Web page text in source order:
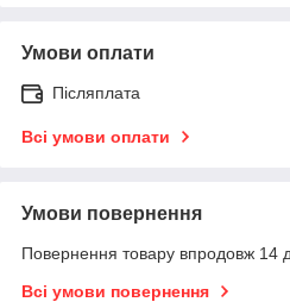
Умови оплати
Післяплата
Всі умови оплати
Умови повернення
Повернення товару впродовж 14
Всі умови повернення